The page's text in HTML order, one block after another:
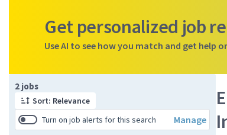
Get personalized job
Use AI to see how you match and get help
2 jobs
Sort: Relevance
Turn on job alerts for this search
Manage
Page 1 of 1